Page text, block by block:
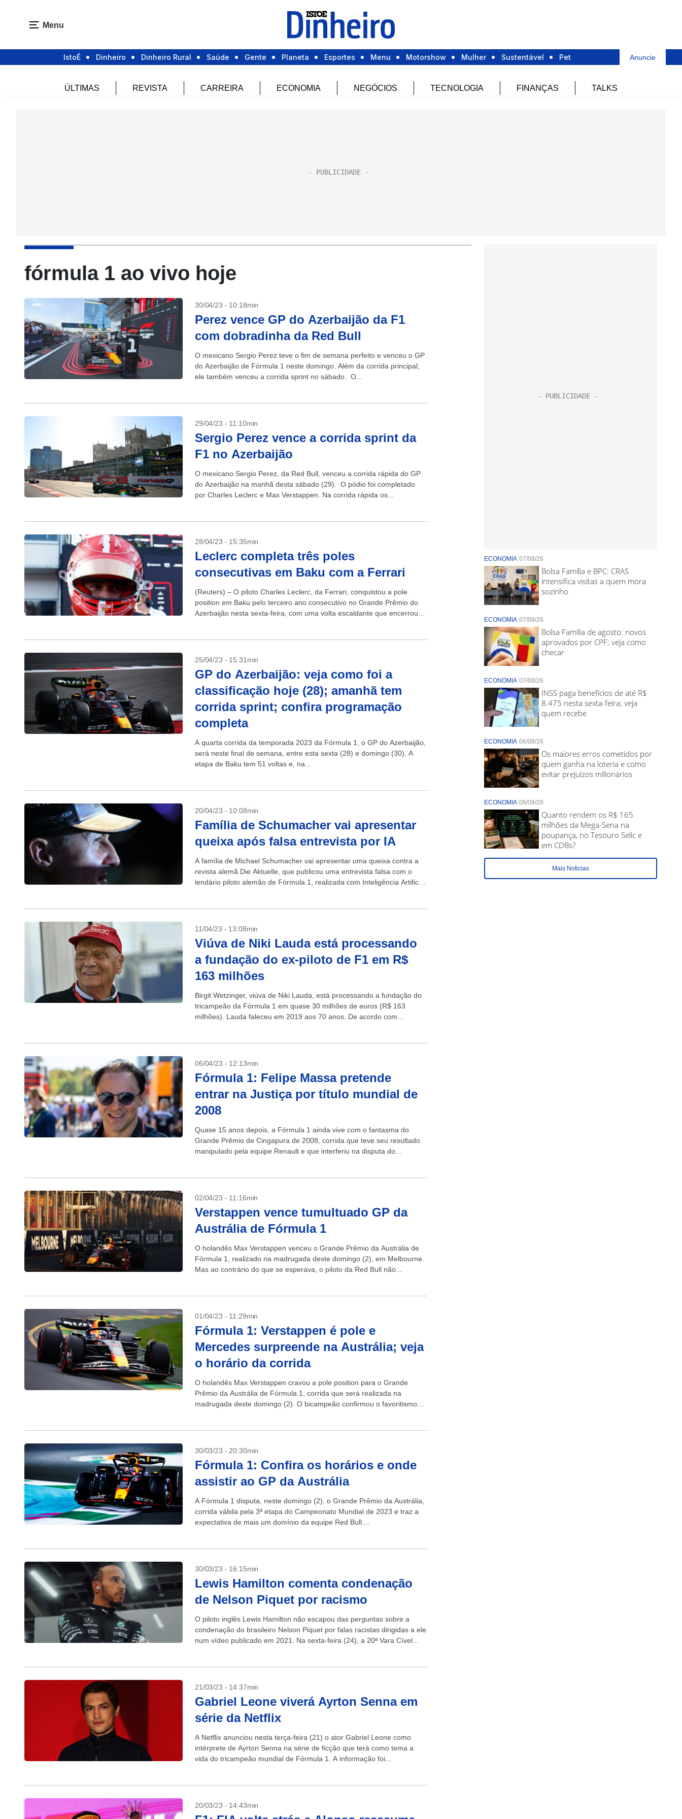
Menu
IstoÉ Dinheiro Dinheiro Rural Saúde Gente Planeta Esportes Menu Motorshow Mulher Sustentável Pet Anuncie
ÚLTIMAS REVISTA CARREIRA ECONOMIA NEGÓCIOS TECNOLOGIA FINANÇAS TALKS
fórmula 1 ao vivo hoje
30/04/23 - 10:18min
Perez vence GP do Azerbaijão da F1
com dobradinha da Red Bull
O mexicano Sergio Perez teve o fim de semana perfeito e venceu o GP
do Azerbaijão de Fórmula 1 neste domingo. Além da corrida principal,
ele também venceu a corrida sprint no sábado. O...
29/04/23 - 11:10min
Sergio Perez vence a corrida sprint da
F1 no Azerbaijão
O mexicano Sergio Perez, da Red Bull, venceu a corrida rápida do GP
do Azerbaijão na manhã desta sábado (29). O pódio foi completado
por Charles Leclerc e Max Verstappen. Na corrida rápida os...
28/04/23 - 15:35min
Leclerc completa três poles
consecutivas em Baku com a Ferrari
(Reuters) – O piloto Charles Leclerc, da Ferrari, conquistou a pole
position em Baku pelo terceiro ano consecutivo no Grande Prêmio do
Azerbaijão nesta sexta-feira, com uma volta escaldante que encerrou o
25/04/23 - 15:31min
GP do Azerbaijão: veja como foi a
classificação hoje (28); amanhã tem
corrida sprint; confira programação
completa
A quarta corrida da temporada 2023 da Fórmula 1, o GP do Azerbaijão,
será neste final de semana, entre esta sexta (28) e domingo (30). A
etapa de Baku tem 51 voltas e, na...
20/04/23 - 10:08min
Família de Schumacher vai apresentar
queixa após falsa entrevista por IA
A família de Michael Schumacher vai apresentar uma queixa contra a
revista alemã Die Aktuelle, que publicou uma entrevista falsa com o
lendário piloto alemão de Fórmula 1, realizada com Inteligência Artificial
11/04/23 - 13:08min
Viúva de Niki Lauda está processando
a fundação do ex-piloto de F1 em R$
163 milhões
Birgit Wetzinger, viúva de Niki Lauda, está processando a fundação do
tricampeão da Fórmula 1 em quase 30 milhões de euros (R$ 163
milhões). Lauda faleceu em 2019 aos 70 anos. De acordo com...
06/04/23 - 12:13min
Fórmula 1: Felipe Massa pretende
entrar na Justiça por título mundial de
2008
Quase 15 anos depois, a Fórmula 1 ainda vive com o fantasma do
Grande Prêmio de Cingapura de 2008, corrida que teve seu resultado
manipulado pela equipe Renault e que interferiu na disputa do...
02/04/23 - 11:16min
Verstappen vence tumultuado GP da
Austrália de Fórmula 1
O holandês Max Verstappen venceu o Grande Prêmio da Austrália de
Fórmula 1, realizado na madrugada deste domingo (2), em Melbourne.
Mas ao contrário do que se esperava, o piloto da Red Bull não...
01/04/23 - 11:29min
Fórmula 1: Verstappen é pole e
Mercedes surpreende na Austrália; veja
o horário da corrida
O holandês Max Verstappen cravou a pole position para o Grande
Prêmio da Austrália de Fórmula 1, corrida que será realizada na
madrugada deste domingo (2). O bicampeão confirmou o favoritismo
30/03/23 - 20:30min
Fórmula 1: Confira os horários e onde
assistir ao GP da Austrália
A Fórmula 1 disputa, neste domingo (2), o Grande Prêmio da Austrália,
corrida válida pela 3ª etapa do Campeonato Mundial de 2023 e traz a
expectativa de mais um domínio da equipe Red Bull....
30/03/23 - 16:15min
Lewis Hamilton comenta condenação
de Nelson Piquet por racismo
O piloto inglês Lewis Hamilton não escapou das perguntas sobre a
condenação do brasileiro Nelson Piquet por falas racistas dirigidas a ele
num vídeo publicado em 2021. Na sexta-feira (24), a 20ª Vara Cível...
21/03/23 - 14:37min
Gabriel Leone viverá Ayrton Senna em
série da Netflix
A Netflix anunciou nesta terça-feira (21) o ator Gabriel Leone como
intérprete de Ayrton Senna na série de ficção que terá como tema a
vida do tricampeão mundial de Fórmula 1. A informação foi...
20/03/23 - 14:43min
ECONOMIA 07/08/26
Bolsa Família e BPC: CRAS
intensifica visitas a quem mora
sozinho
ECONOMIA 07/08/26
Bolsa Família de agosto: novos
aprovados por CPF; veja como
checar
ECONOMIA 07/08/26
INSS paga benefícios de até R$
8.475 nesta sexta-feira; veja
quem recebe
ECONOMIA 06/08/26
Os maiores erros cometidos por
quem ganha na loteria e como
evitar prejuízos milionários
ECONOMIA 06/08/26
Quanto rendem os R$ 165
milhões da Mega-Sena na
poupança, no Tesouro Selic e
em CDBs?
Mais Noticias